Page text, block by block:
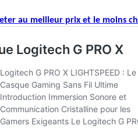
au meilleur prix et le moins